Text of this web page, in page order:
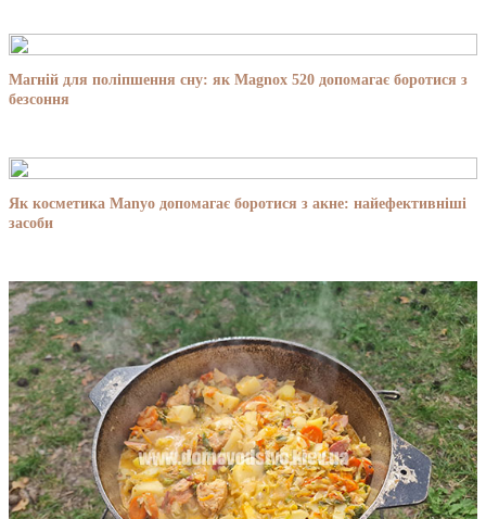
Магній для поліпшення сну: як Magnox 520 допомагає боротися з
безсоння
Як косметика Manyo допомагає боротися з акне: найефективніші
засоби